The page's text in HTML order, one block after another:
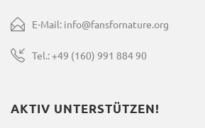
E-Mail: info@fansfornature.org
Tel.: +49 (160) 991 884 90
AKTIV UNTERSTÜTZEN!